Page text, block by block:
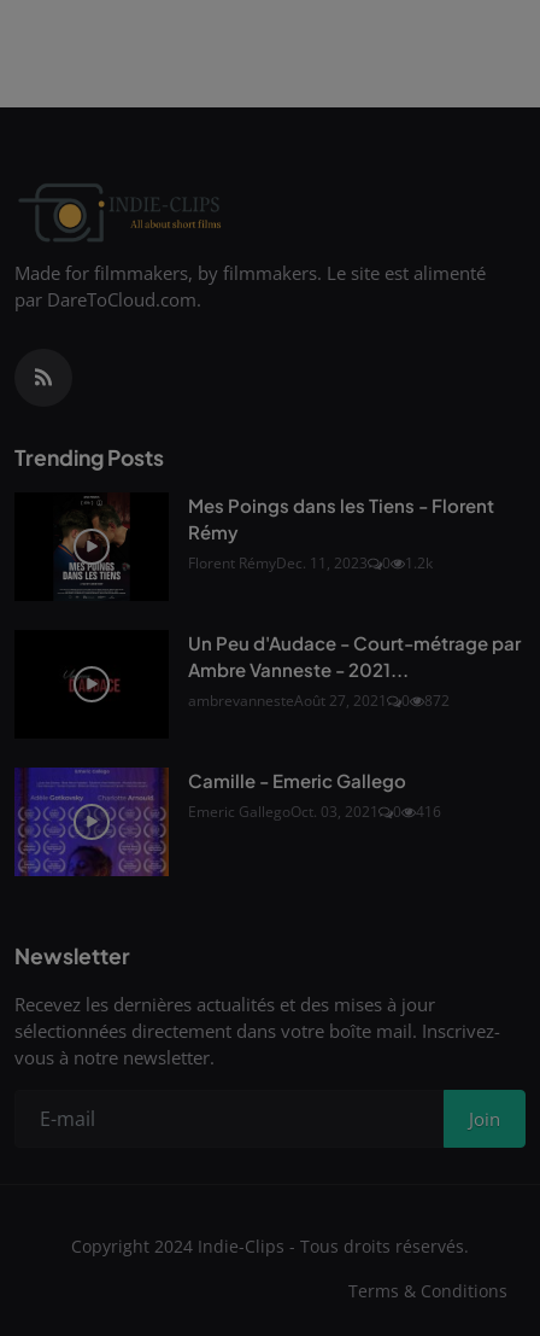
Made for filmmakers, by filmmakers. Le site est alimenté
par DareToCloud.com.
Trending Posts
Mes Poings dans les Tiens - Florent
Rémy
Florent RémyDec. 11, 2023 0 1.2k
Un Peu d'Audace - Court-métrage par
Ambre Vanneste - 2021...
ambrevannesteAoût 27, 2021 0 872
Camille - Emeric Gallego
Emeric GallegoOct. 03, 2021 0 416
Newsletter
Recevez les dernières actualités et des mises à jour
sélectionnées directement dans votre boîte mail. Inscrivez-
vous à notre newsletter.
Join
Copyright 2024 Indie-Clips - Tous droits réservés.
Terms & Conditions